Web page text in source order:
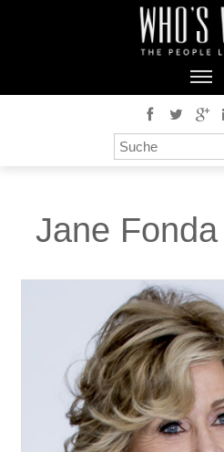
Jane Fonda